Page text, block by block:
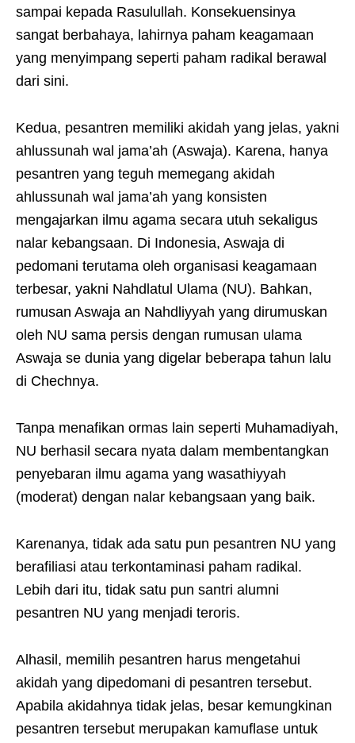
sampai kepada Rasulullah. Konsekuensinya
sangat berbahaya, lahirnya paham keagamaan
yang menyimpang seperti paham radikal berawal
dari sini.
Kedua, pesantren memiliki akidah yang jelas, yakni
ahlussunah wal jama’ah (Aswaja). Karena, hanya
pesantren yang teguh memegang akidah
ahlussunah wal jama’ah yang konsisten
mengajarkan ilmu agama secara utuh sekaligus
nalar kebangsaan. Di Indonesia, Aswaja di
pedomani terutama oleh organisasi keagamaan
terbesar, yakni Nahdlatul Ulama (NU). Bahkan,
rumusan Aswaja an Nahdliyyah yang dirumuskan
oleh NU sama persis dengan rumusan ulama
Aswaja se dunia yang digelar beberapa tahun lalu
di Chechnya.
Tanpa menafikan ormas lain seperti Muhamadiyah,
NU berhasil secara nyata dalam membentangkan
penyebaran ilmu agama yang wasathiyyah
(moderat) dengan nalar kebangsaan yang baik.
Karenanya, tidak ada satu pun pesantren NU yang
berafiliasi atau terkontaminasi paham radikal.
Lebih dari itu, tidak satu pun santri alumni
pesantren NU yang menjadi teroris.
Alhasil, memilih pesantren harus mengetahui
akidah yang dipedomani di pesantren tersebut.
Apabila akidahnya tidak jelas, besar kemungkinan
pesantren tersebut merupakan kamuflase untuk